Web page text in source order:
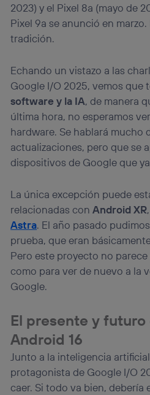
2023) y el Pixel 8a (mayo de
Pixel 9a se anunció en
tradición.
Echando un vistazo a las
Google I/O 2025, vemos que
software y la IA, de manera
última hora, no esperamos
hardware. Se hablará mucho
actualizaciones, pero que se
dispositivos de Google que
La única excepción puede
relacionadas conAndroid XR
Astra. El año pasado
prueba, que eran
Pero este proyecto no
como para ver de nuevo a la
Google.
El presente y
Android 16
Junto a la inteligencia
protagonista de Google I/O
caer. Si todo va bien, debería